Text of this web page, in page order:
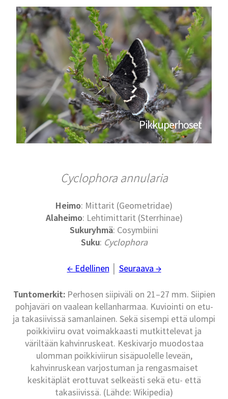
Pikkuperhoset
Cyclophora annularia
Heimo: Mittarit (Geometridae)
Alaheimo: Lehtimittarit (Sterrhinae)
Sukuryhmä: Cosymbiini
Suku: Cyclophora
← Edellinen Seuraava →
Tuntomerkit:Perhosen siipiväli on 21–27 mm. Siipien
pohjaväri on vaalean kellanharmaa. Kuviointi on etu-
ja takasiivissä samanlainen. Sekä sisempi että ulompi
poikkiviiru ovat voimakkaasti mutkittelevat ja
väriltään kahvinruskeat. Keskivarjo muodostaa
ulomman poikkiviirun sisäpuolelle leveän,
kahvinruskean varjostuman ja rengasmaiset
keskitäplät erottuvat selkeästi sekä etu- että
takasiivissä. (Lähde: Wikipedia)